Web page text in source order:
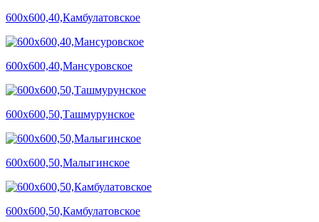
600х600,40,Камбулатовское
600х600,40,Мансуровское
600х600,50,Ташмурунское
600х600,50,Малыгинское
600х600,50,Камбулатовское